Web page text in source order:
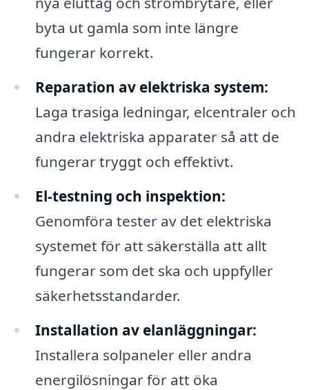
byta ut gamla som inte längre
fungerar korrekt.
Reparation av elektriska system:
Laga trasiga ledningar, elcentraler och
andra elektriska apparater så att de
fungerar tryggt och effektivt.
El-testning och inspektion:
Genomföra tester av det elektriska
systemet för att säkerställa att allt
fungerar som det ska och uppfyller
säkerhetsstandarder.
Installation av elanläggningar:
Installera solpaneler eller andra
energilösningar för att öka